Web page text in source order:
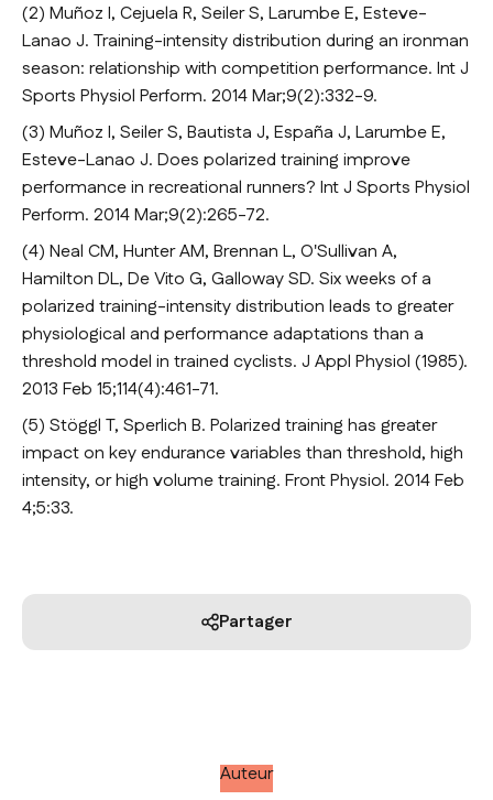
(2) Muñoz I, Cejuela R, Seiler S, Larumbe E, Esteve-
Lanao J. Training-intensity distribution during an ironman
season: relationship with competition performance. Int J
Sports Physiol Perform. 2014 Mar;9(2):332-9.
(3) Muñoz I, Seiler S, Bautista J, España J, Larumbe E,
Esteve-Lanao J. Does polarized training improve
performance in recreational runners? Int J Sports Physiol
Perform. 2014 Mar;9(2):265-72.
(4) Neal CM, Hunter AM, Brennan L, O'Sullivan A,
Hamilton DL, De Vito G, Galloway SD. Six weeks of a
polarized training-intensity distribution leads to greater
physiological and performance adaptations than a
threshold model in trained cyclists. J Appl Physiol (1985).
2013 Feb 15;114(4):461-71.
(5) Stöggl T, Sperlich B. Polarized training has greater
impact on key endurance variables than threshold, high
intensity, or high volume training. Front Physiol. 2014 Feb
4;5:33.
Partager
Auteur